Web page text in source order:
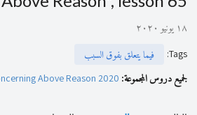
١٨ يونيو ٢٠٢٠
Tags
:
فيما يتعلق بفوق السبب
لجميع دروس المجموعة: Above Reason 2020